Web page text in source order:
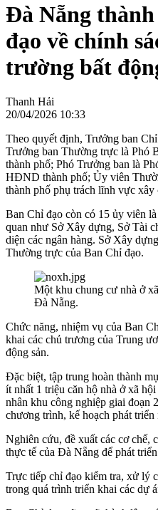
Đà Nẵng
đạo về chính
trường bất
Thanh Hải
20/04/2026 10:33
Theo quyết định, Trưởng ban
Trưởng ban Thường trực là Phó
thành phố; Phó Trưởng ban là
HĐND thành phố; Ủy viên
thành phố phụ trách lĩnh vực xây
Ban Chỉ đạo còn có 15 ủy viên
quan như Sở Xây dựng, Sở Tài
diện các ngân hàng. Sở Xây
Thường trực của Ban Chỉ đạo.
Một khu chung cư nhà ở
Đà Nẵng.
Chức năng, nhiệm vụ của Ban
khai các chủ trương của Trung
động sản.
Đặc biệt, tập trung hoàn thành
ít nhất 1 triệu căn hộ nhà ở xã
nhân khu công nghiệp giai đoạn
chương trình, kế hoạch phát
Nghiên cứu, đề xuất các cơ chế,
thực tế của Đà Nẵng để phát
Trực tiếp chỉ đạo kiểm tra, xử lý
trong quá trình triển khai các dự